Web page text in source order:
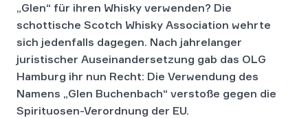
„Glen“ für ihren Whisky verwenden? Die
schottische Scotch Whisky Association wehrte
sich jedenfalls dagegen. Nach jahrelanger
juristischer Auseinandersetzung gab das OLG
Hamburg ihr nun Recht: Die Verwendung des
Namens „Glen Buchenbach“ verstoße gegen die
Spirituosen-Verordnung der EU.